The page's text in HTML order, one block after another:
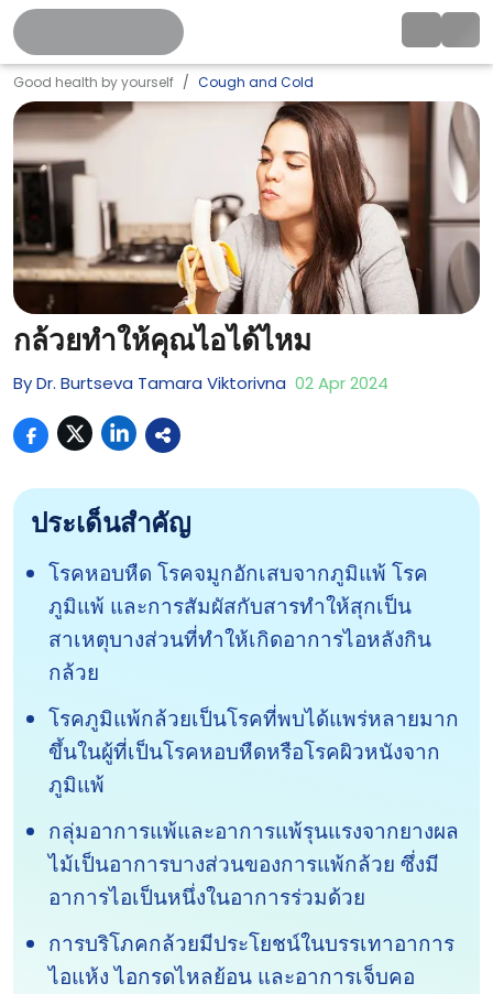
Good health by yourself Cough and Cold
กล้วยทำให้คุณไอได้ไหม
ByDr. Burtseva Tamara Viktorivna 02Apr2024
ประเด็นสำคัญ
โรคหอบหืด โรคจมูกอักเสบจากภูมิแพ้ โรค
ภูมิแพ้ และการสัมผัสกับสารทำให้สุกเป็น
สาเหตุบางส่วนที่ทำให้เกิดอาการไอหลังกิน
กล้วย
โรคภูมิแพ้กล้วยเป็นโรคที่พบได้แพร่หลายมาก
ขึ้นในผู้ที่เป็นโรคหอบหืดหรือโรคผิวหนังจาก
ภูมิแพ้
กลุ่มอาการแพ้และอาการแพ้รุนแรงจากยางผล
ไม้เป็นอาการบางส่วนของการแพ้กล้วย ซึ่งมี
อาการไอเป็นหนึ่งในอาการร่วมด้วย
การบริโภคกล้วยมีประโยชน์ในบรรเทาอาการ
ไอแห้ง ไอกรดไหลย้อน และอาการเจ็บคอ